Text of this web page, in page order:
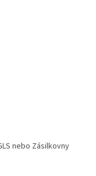
nebo Zásilkovny